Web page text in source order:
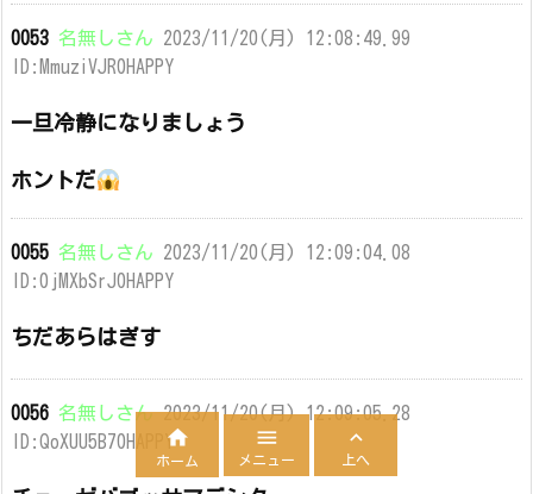
0053 名無しさん 2023/11/20(月) 12:08:49.99
ID:MmuziVJR0HAPPY
一旦冷静になりましょう
ホントだ
0055 名無しさん 2023/11/20(月) 12:09:04.08
ID:0jMXbSrJ0HAPPY
ちだあらはぎす
0056 名無しさん2023/11/20(月) 12:09:05.28
ID:QoXUU5B70HAPPY
ホーム

メニュー

上へ